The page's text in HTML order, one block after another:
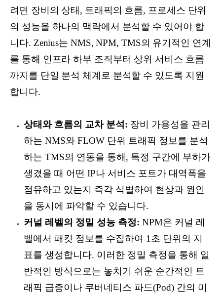
려면 장비의 상태, 트래픽의 흐름, 프로세스 단위
의 성능을 하나의 맥락에서 분석할 수 있어야 합
니다. Zenius는 NMS, NPM, TMS의 유기적인 연계
를 통해 인프라 하부 조직부터 상위 서비스 흐름
까지를 단일 분석 체계로 분석할 수 있도록 지원
합니다.
상태와 흐름의 교차 분석: 장비 가용성을 관리
하는 NMS와 FLOW 단위 트래픽 정보를 분석
하는 TMS의 연동을 통해, 특정 구간에 부하가
생겼을 때 어떤 IP나 서비스 포트가 대역폭을
점유하고 있는지 즉각 식별하여 현상과 원인
을 동시에 파악할 수 있습니다.
커널 레벨의 정밀 성능 측정:NPM은 커널 레
벨에서 패킷 정보를 수집하여 1초 단위의 지
표를 생성합니다. 이러한 정밀 측정을 통해 일
반적인 방식으로는 놓치기 쉬운 순간적인 트
래픽 급증이나 쿠버네티스 파드(Pod) 간의 미